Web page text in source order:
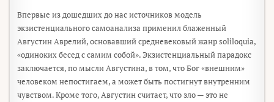
Впервые из дошедших до нас источников модель
экзистенциального самоанализа применил блаженный
Августин Аврелий, основавший средневековый жанр soliloquia,
«одиноких бесед с самим собой». Экзистенциальный парадокс
заключается, по мысли Августина, в том, что Бог «внешним»
человеком непостигаем, а может быть постигнут внутренним
чувством. Кроме того, Августин считает, что зло — это не